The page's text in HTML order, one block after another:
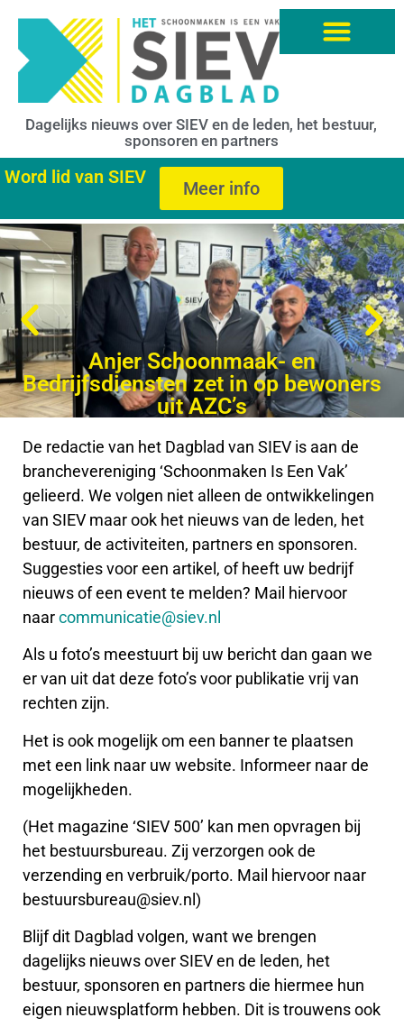
Dagelijks nieuws over SIEV en de leden, het bestuur,
sponsoren en partners
Word lid van SIEV
Meer info
Anjer Schoonmaak- en
Bedrijfsdiensten zet in op bewoners
uit AZC’s
De redactie van het Dagblad van SIEV is aan de
branchevereniging ‘Schoonmaken Is Een Vak’
gelieerd. We volgen niet alleen de ontwikkelingen
van SIEV maar ook het nieuws van de leden, het
bestuur, de activiteiten, partners en sponsoren.
Suggesties voor een artikel, of heeft uw bedrijf
nieuws of een event te melden? Mail hiervoor
naarcommunicatie@siev.nl
Als u foto’s meestuurt bij uw bericht dan gaan we
er van uit dat deze foto’s voor publikatie vrij van
rechten zijn.
Het is ook mogelijk om een banner te plaatsen
met een link naar uw website. Informeer naar de
mogelijkheden.
(Het magazine ‘SIEV 500’ kan men opvragen bij
het bestuursbureau. Zij verzorgen ook de
verzending en verbruik/porto. Mail hiervoor naar
bestuursbureau@siev.nl)
Blijf dit Dagblad volgen, want we brengen
dagelijks nieuws over SIEV en de leden, het
bestuur, sponsoren en partners die hiermee hun
eigen nieuwsplatform hebben. Dit is trouwens ook